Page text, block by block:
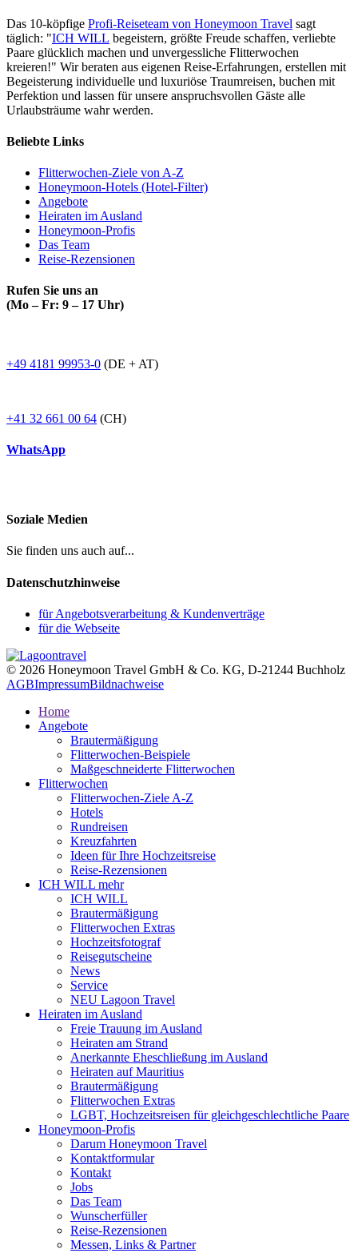
Das 10-köpfige Profi-Reiseteam von Honeymoon Travel sagt
täglich: "ICH WILL begeistern, größte Freude schaffen, verliebte
Paare glücklich machen und unvergessliche Flitterwochen
kreieren!" Wir beraten aus eigenen Reise-Erfahrungen, erstellen mit
Begeisterung individuelle und luxuriöse Traumreisen, buchen mit
Perfektion und lassen für unsere anspruchsvollen Gäste alle
Urlaubsträume wahr werden.
Beliebte Links
Flitterwochen-Ziele von A-Z
Honeymoon-Hotels (Hotel-Filter)
Angebote
Heiraten im Ausland
Honeymoon-Profis
Das Team
Reise-Rezensionen
Rufen Sie uns an
(Mo – Fr: 9 – 17 Uhr)
+49 4181 99953-0 (DE + AT)
+41 32 661 00 64 (CH)
WhatsApp
Soziale Medien
Sie finden uns auch auf...
Datenschutzhinweise
für Angebotsverarbeitung & Kundenverträge
für die Webseite
© 2026 Honeymoon Travel GmbH & Co. KG, D-21244 Buchholz
AGBImpressumBildnachweise
Home
Angebote
Brautermäßigung
Flitterwochen-Beispiele
Maßgeschneiderte Flitterwochen
Flitterwochen
Flitterwochen-Ziele A-Z
Hotels
Rundreisen
Kreuzfahrten
Ideen für Ihre Hochzeitsreise
Reise-Rezensionen
ICH WILL mehr
ICH WILL
Brautermäßigung
Flitterwochen Extras
Hochzeitsfotograf
Reisegutscheine
News
Service
NEU Lagoon Travel
Heiraten im Ausland
Freie Trauung im Ausland
Heiraten am Strand
Anerkannte Eheschließung im Ausland
Heiraten auf Mauritius
Brautermäßigung
Flitterwochen Extras
LGBT, Hochzeitsreisen für gleichgeschlechtliche Paare
Honeymoon-Profis
Darum Honeymoon Travel
Kontaktformular
Kontakt
Jobs
Das Team
Wunscherfüller
Reise-Rezensionen
Messen, Links & Partner